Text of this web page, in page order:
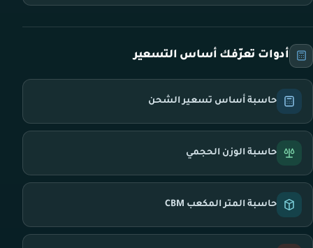
أدوات تعرّفك أساس التسعير
حاسبة أساس تسعير الشحن
حاسبة الوزن الحجمي
حاسبة المتر المكعب CBM